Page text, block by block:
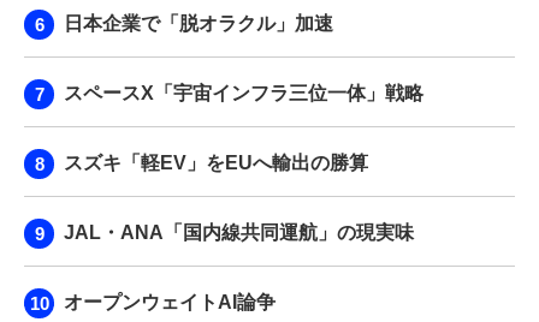
日本企業で「脱オラクル」加速
スペースX「宇宙インフラ三位一体」戦略
スズキ「軽EV」をEUへ輸出の勝算
JAL・ANA「国内線共同運航」の現実味
オープンウェイトAI論争